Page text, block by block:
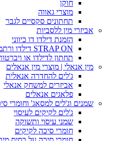
חוקן
מוצרי גאווה
תחתונים סקסיים לגבר
אביזרי מין ללסביות
הזמנת דילדו דו כיווני
STRAP ON דילדו ורתמה
תחתון לדילדו או
מין אנאלי | מוצרי מין אנאלים
ג'לים להחדרה אנאלית
אביזרים למשחק אנאלי
פלאגים אנאלים
שמנים וג'לים למסאג' וחומרי
ג'לים לקיקים לעיסוי
שמני עיסוי ותשוקה
חומרי סיכה לקיקים